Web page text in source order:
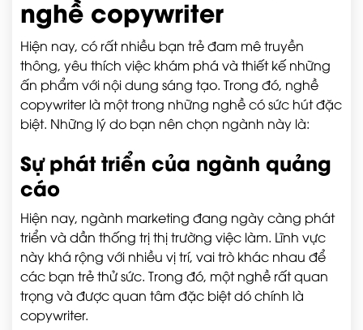
nghề copywriter
Hiện nay, có rất nhiều bạn trẻ đam mê truyền
thông, yêu thích việc khám phá và thiết kế những
ấn phẩm với nội dung sáng tạo. Trong đó, nghề
copywriter là một trong những nghề có sức hút đặc
biệt. Những lý do bạn nên chọn ngành này là:
Sự phát triển của ngành quảng
cáo
Hiện nay, ngành marketing đang ngày càng phát
triển và dần thống trị thị trường việc làm. Lĩnh vực
này khá rộng với nhiều vị trí, vai trò khác nhau để
các bạn trẻ thử sức. Trong đó, một nghề rất quan
trọng và được quan tâm đặc biệt dó chính là
copywriter.